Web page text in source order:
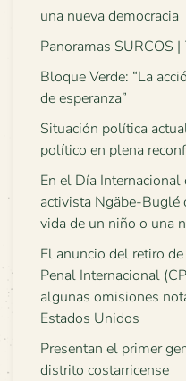
una nueva democracia
Panoramas SURCOS
Bloque Verde: “La
de esperanza”
Situación política
político en plena
En el Día
activista Ngäbe-Buglé
vida de un niño o una
El anuncio del retiro
Penal Internacional
algunas omisiones
Estados Unidos
Presentan el primer
distrito costarricense